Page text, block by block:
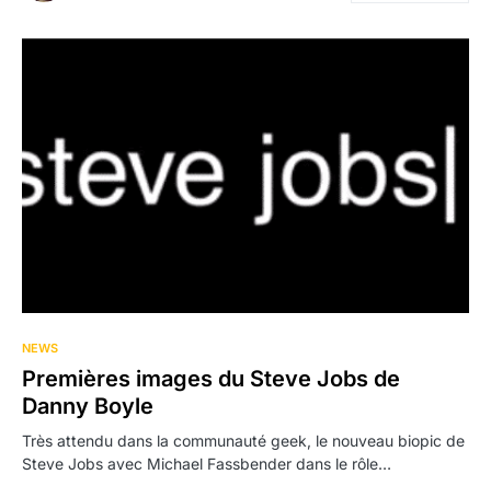
NEWS
Premières images du Steve Jobs de
Danny Boyle
Très attendu dans la communauté geek, le nouveau biopic de
Steve Jobs avec Michael Fassbender dans le rôle…